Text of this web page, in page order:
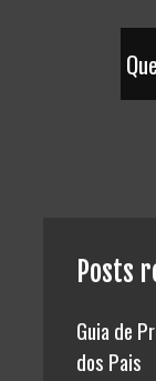
Posts
Guia de
dos Pais